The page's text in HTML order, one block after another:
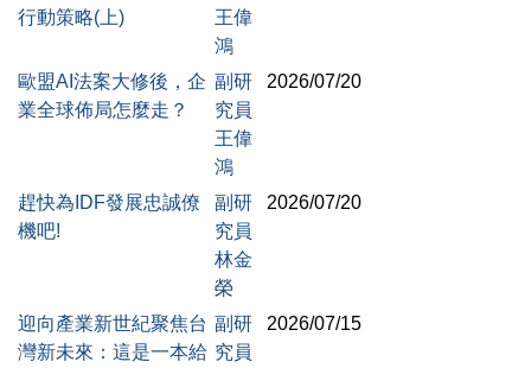
行動策略(上)
王偉
鴻
歐盟AI法案大修後，企
業全球佈局怎麼走？
副研
究員
王偉
鴻
2026/07/20
趕快為IDF發展忠誠僚
機吧!
副研
究員
林金
榮
2026/07/20
迎向產業新世紀聚焦台
灣新未來：這是一本給
副研
究員
2026/07/15